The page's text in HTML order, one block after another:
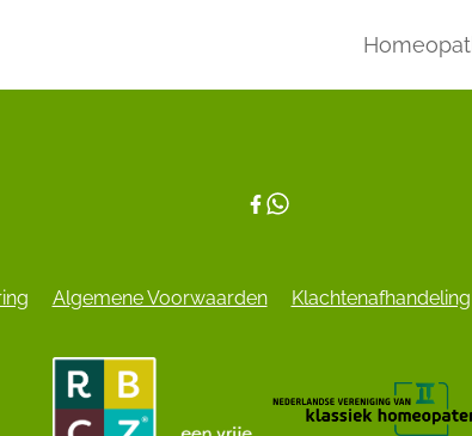
Algemene Voorwaarden Klachtenafhandeling